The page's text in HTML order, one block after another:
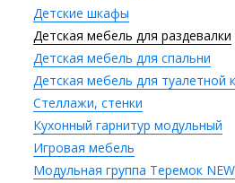
Детские шкафы
Детская мебель для раздевалки
Детская мебель для спальни
Детская мебель для туалетной
Стеллажи, стенки
Кухонный гарнитур модульный
Игровая мебель
Модульная группа Теремок NEW